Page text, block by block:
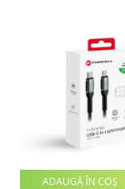
ADAUGĂ ÎN COŞ